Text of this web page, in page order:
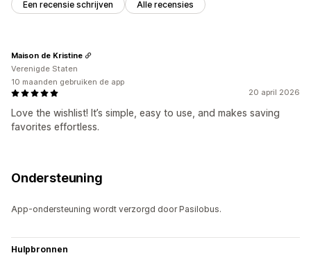
Een recensie schrijven Alle recensies
20 april 2026
Love the wishlist! It’s simple, easy to use, and makes saving
favorites effortless.
Maison de Kristine
Verenigde Staten
10 maanden gebruiken de app
Ondersteuning
App-ondersteuning wordt verzorgd door Pasilobus.
Hulpbronnen